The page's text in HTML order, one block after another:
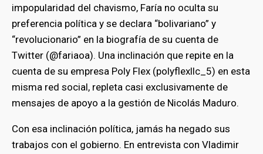
impopularidad del chavismo, Faría no oculta su
preferencia política y se declara “bolivariano” y
“revolucionario” en la biografía de su cuenta de
Twitter (@fariaoa). Una inclinación que repite en la
cuenta de su empresa Poly Flex (polyflexllc_5) en esta
misma red social, repleta casi exclusivamente de
mensajes de apoyo a la gestión de Nicolás Maduro.
Con esa inclinación política, jamás ha negado sus
trabajos con el gobierno. En entrevista con Vladimir